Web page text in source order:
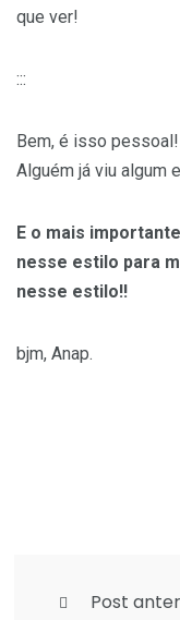
que ver!
:::
Bem, é isso
Alguém já viu algum
E o mais
nesse estilo para
nesse estilo!!
bjm, Anap.
Post